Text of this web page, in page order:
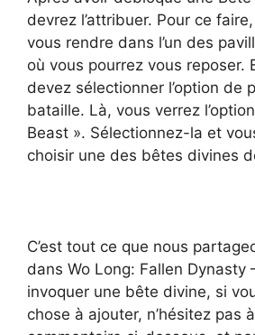
devrez l’attribuer. Pour ce
vous rendre dans l’un des
où vous pourrez vous reposer.
devez sélectionner l’option de
bataille. Là, vous verrez
Beast ». Sélectionnez-la et
choisir une des bêtes divines
C’est tout ce que nous
dans Wo Long: Fallen Dynasty
invoquer une bête divine, si
chose à ajouter, n’hésitez pas